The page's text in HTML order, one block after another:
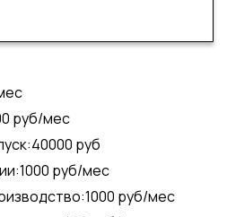
руб/мес
руб
руб/мес
руб/мес